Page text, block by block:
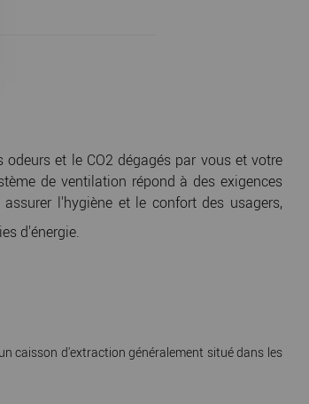
et le CO2 dégagés par vous et votre
de ventilation répond à des exigences
l'hygiène et le confort des usagers,
d'énergie.
caisson d'extraction généralement situé dans les